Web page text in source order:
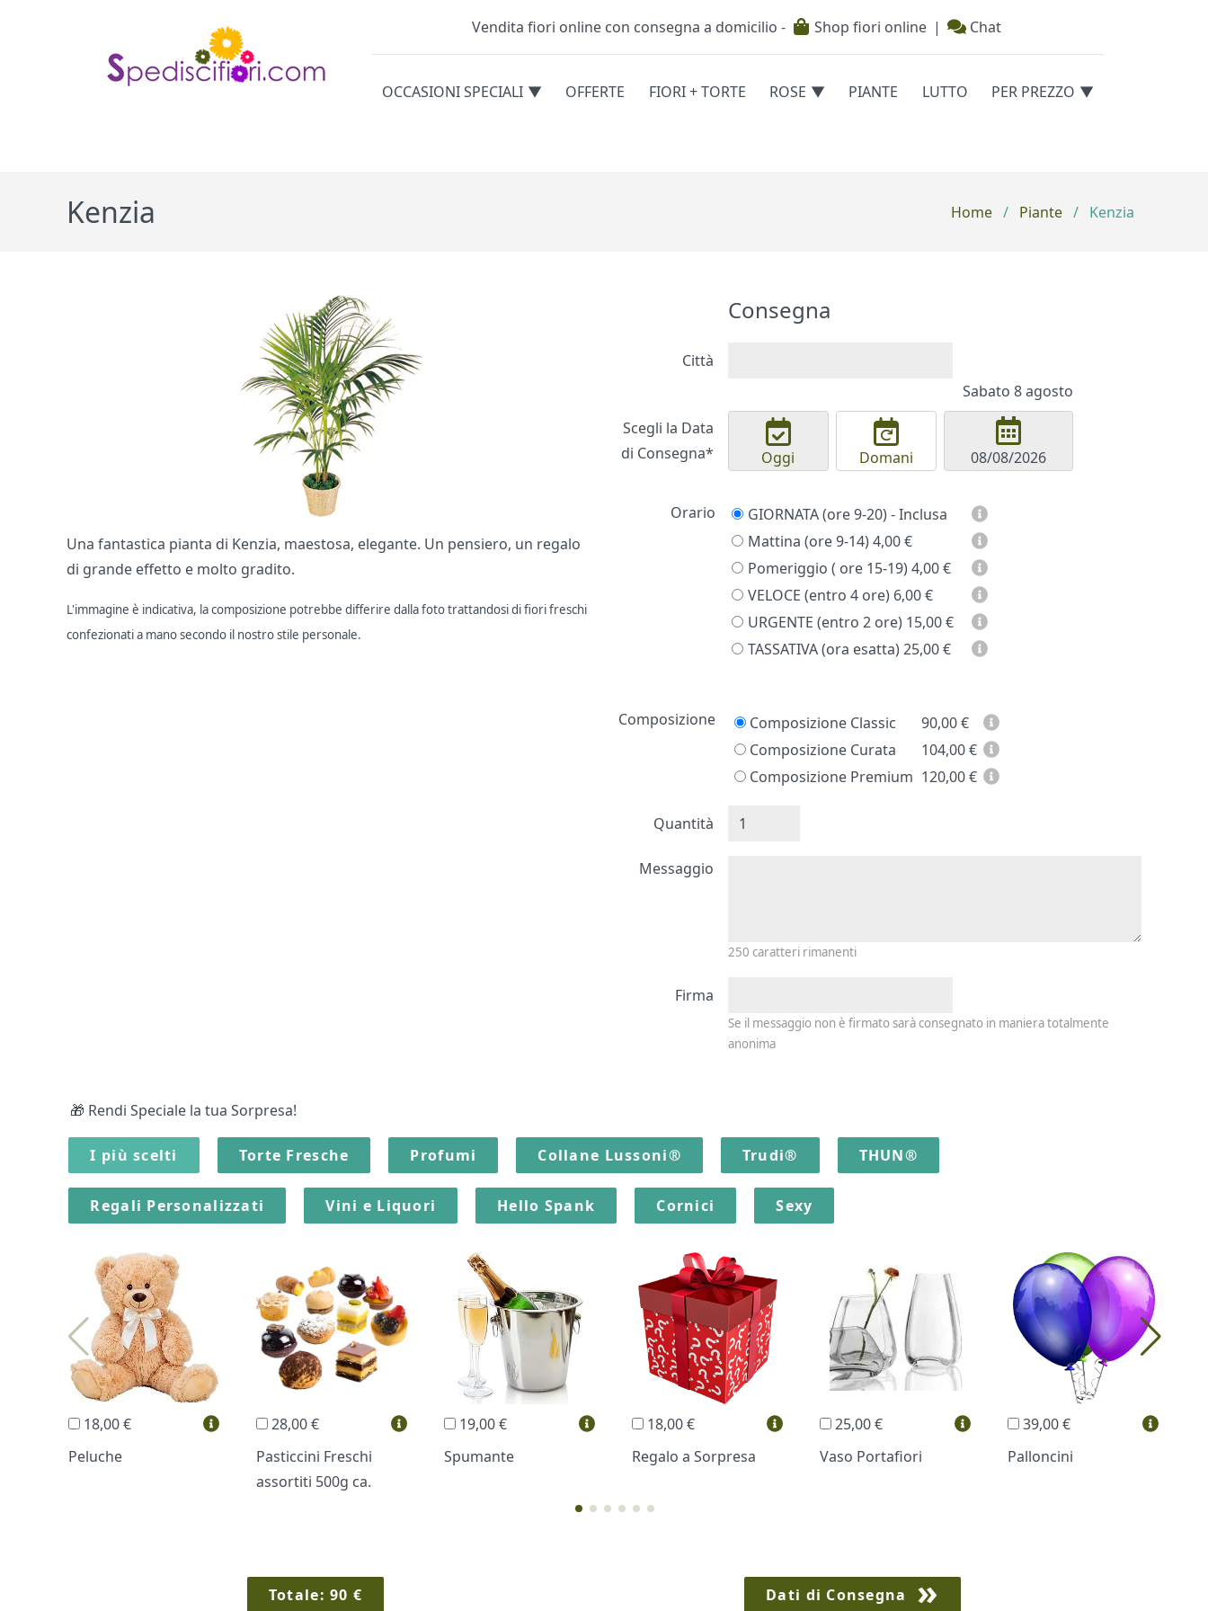
Testata
Vendita fiori online con consegna a domicilio - Shop fiori online | Chat
Categorie
OCCASIONI SPECIALI OFFERTE FIORI + TORTE ROSE PIANTE LUTTO PER PREZZO
Kenzia Home / Piante / Kenzia
Una fantastica pianta di Kenzia, maestosa, elegante. Un pensiero, un regalo
di grande effetto e molto gradito.
L'immagine è indicativa, la composizione potrebbe differire dalla foto trattandosi di fiori freschi
confezionati a mano secondo il nostro stile personale.
Consegna
Città
Sabato 8 agosto
Scegli la Data
di Consegna*
Oggi Domani
Orario
GIORNATA (ore 9-20) - Inclusa
Mattina (ore 9-14)4,00 €
Pomeriggio ( ore 15-19)4,00 €
VELOCE (entro 4 ore) 6,00 €
URGENTE (entro 2 ore) 15,00 €
TASSATIVA (ora esatta)25,00 €
Prezzo
Composizione Composizione Classic 90,00€
Composizione Curata
104,00€
Composizione Premium 120,00€
Quantità
Messaggio
250 caratteri rimanenti
Firma
Se il messaggio non è firmato sarà consegnato in maniera totalmente
anonima
🎁 Rendi Speciale la tua Sorpresa!
I più scelti Torte Fresche Profumi Collane Lussoni® Trudi® THUN®
Regali Personalizzati Vini e Liquori Hello Spank Cornici Sexy
18,00 €
Peluche
28,00 €
Pasticcini Freschi
assortiti 500g ca.
19,00 €
Spumante
18,00 €
Regalo a Sorpresa
25,00 €
Vaso Portafiori
39,00 €
Palloncini
Totale:90 € Dati di Consegna